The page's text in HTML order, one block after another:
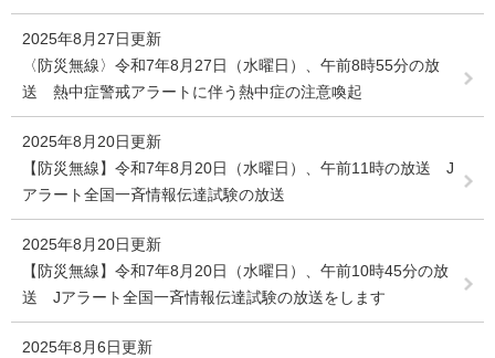
2025年8月27日更新
〈防災無線〉令和7年8月27日（水曜日）、午前8時55分の放
送 熱中症警戒アラートに伴う熱中症の注意喚起
2025年8月20日更新
【防災無線】令和7年8月20日（水曜日）、午前11時の放送 J
アラート全国一斉情報伝達試験の放送
2025年8月20日更新
【防災無線】令和7年8月20日（水曜日）、午前10時45分の放
送 Jアラート全国一斉情報伝達試験の放送をします
2025年8月6日更新